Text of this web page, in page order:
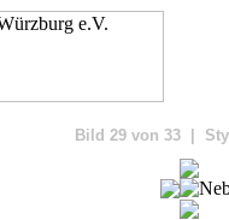
Bild 29 von 33 |